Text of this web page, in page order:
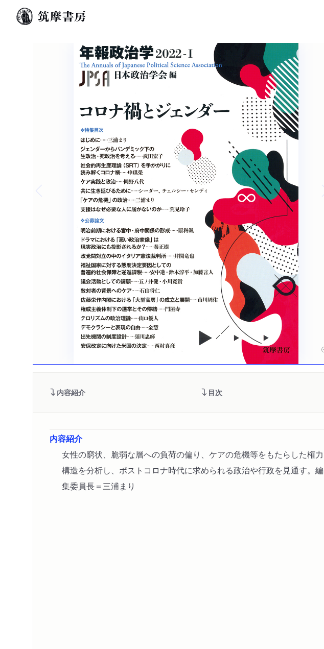
Previous slide
内容紹介 目次
内容紹介
女性の窮状、脆弱な層への負荷の偏り、ケアの危機等をもたらした権力
構造を分析し、ポストコロナ時代に求められる政治や行政を見通す。編
集委員長＝三浦まり